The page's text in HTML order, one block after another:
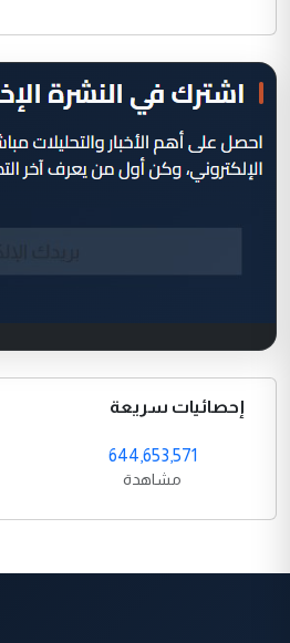
إحصائيات سريعة
644,653,571
مشاهدة